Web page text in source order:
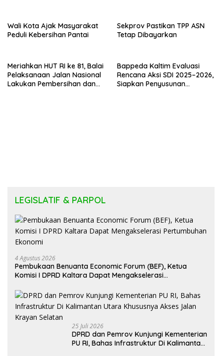
Wali Kota Ajak Masyarakat
Peduli Kebersihan Pantai
Sekprov Pastikan TPP ASN
Tetap Dibayarkan
Meriahkan HUT RI ke 81, Balai
Pelaksanaan Jalan Nasional
Lakukan Pembersihan dan
Bappeda Kaltim Evaluasi
Rencana Aksi SDI 2025–2026,
Siapkan Penyusunan
LEGISLATIF & PARPOL
4 Agustus 2026
Pembukaan Benuanta Economic Forum (BEF), Ketua
Komisi I DPRD Kaltara Dapat Mengakselerasi
25 Juli 2026
DPRD dan Pemrov Kunjungi Kementerian
PU RI, Bahas Infrastruktur Di Kalimantan